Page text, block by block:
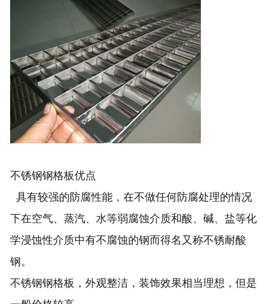
不锈钢钢格板优点
具有较强的防腐性能，在不做任何防腐处理的情况
下在空气、蒸汽、水等弱腐蚀介质和酸、碱、盐等化
学浸蚀性介质中有不腐蚀的钢而得名又称不锈耐酸
钢。
不锈钢钢格板，外观整洁，装饰效果相当理想，但是